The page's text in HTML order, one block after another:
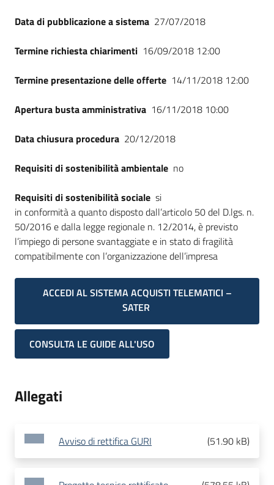
Data di pubblicazione a sistema 27/07/2018
Termine richiesta chiarimenti 16/09/2018 12:00
Termine presentazione delle offerte 14/11/2018 12:00
Apertura busta amministrativa 16/11/2018 10:00
Data chiusura procedura 20/12/2018
Requisiti di sostenibilità ambientale no
Requisiti di sostenibilità sociale si
in conformità a quanto disposto dall’articolo 50 del D.lgs. n.
50/2016 e dalla legge regionale n. 12/2014, è previsto
l’impiego di persone svantaggiate e in stato di fragilità
compatibilmente con l’organizzazione dell’impresa
ACCEDI AL SISTEMA ACQUISTI TELEMATICI –
SATER
CONSULTA LE GUIDE ALL'USO
Allegati
Avviso di rettifica GURI (51.90 kB)